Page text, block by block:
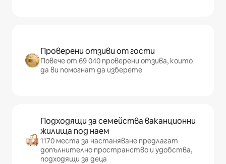
Проверени отзиви от гости
Повече от 69 040 проверени отзива, които
да ви помогнат да изберете
Подходящи за семейства ваканционни
жилища под наем
1170 места за настаняване предлагат
допълнително пространство и удобства,
подходящи за деца